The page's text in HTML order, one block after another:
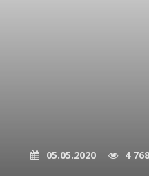
05.05.2020 4 768